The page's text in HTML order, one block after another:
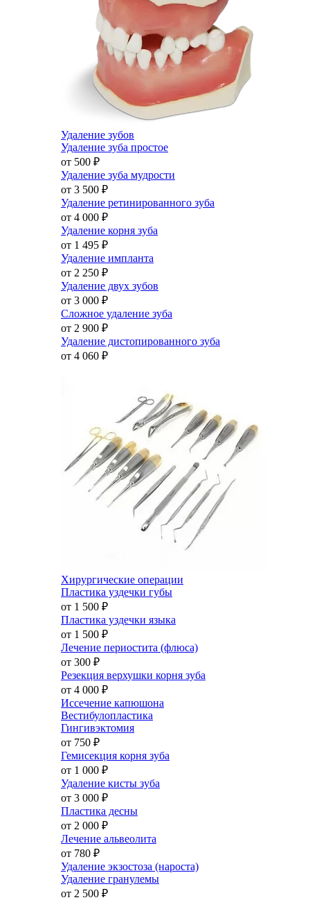
Удаление зубов
Удаление зуба простое
от 500 ₽
Удаление зуба мудрости
от 3 500 ₽
Удаление ретинированного зуба
от 4 000 ₽
Удаление корня зуба
от 1 495 ₽
Удаление импланта
от 2 250 ₽
Удаление двух зубов
от 3 000 ₽
Сложное удаление зуба
от 2 900 ₽
Удаление дистопированного зуба
от 4 060 ₽
Хирургические операции
Пластика уздечки губы
от 1 500 ₽
Пластика уздечки языка
от 1 500 ₽
Лечение периостита (флюса)
от 300 ₽
Резекция верхушки корня зуба
от 4 000 ₽
Иссечение капюшона
Вестибулопластика
Гингивэктомия
от 750 ₽
Гемисекция корня зуба
от 1 000 ₽
Удаление кисты зуба
от 3 000 ₽
Пластика десны
от 2 000 ₽
Лечение альвеолита
от 780 ₽
Удаление экзостоза (нароста)
Удаление гранулемы
от 2 500 ₽